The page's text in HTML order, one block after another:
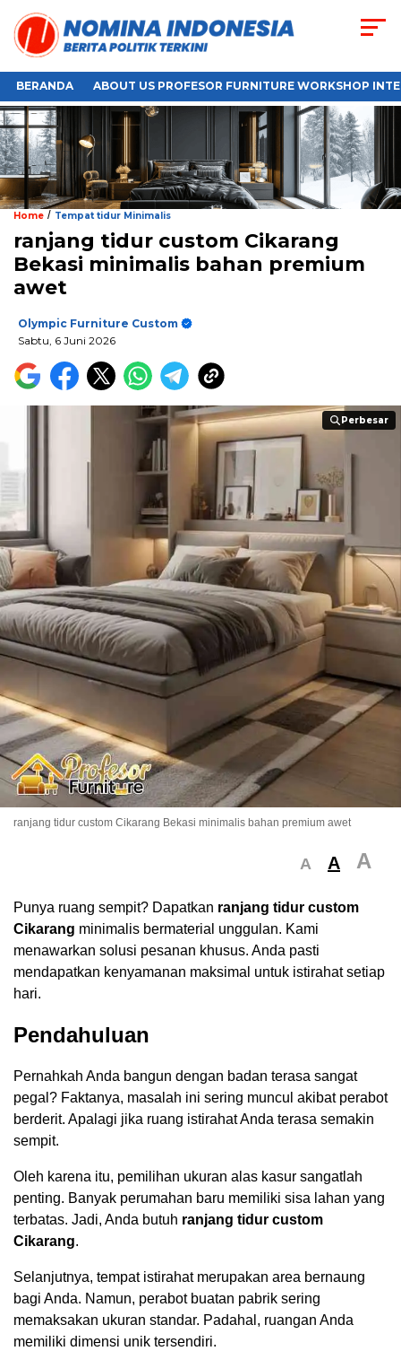
BERANDA ABOUT US PROFESOR FURNITURE WORKSHOP
Home / Tempat tidur Minimalis
ranjang tidur custom Cikarang
Bekasi minimalis bahan premium
awet
Olympic Furniture Custom
Sabtu, 6 Juni 2026
Perbesar
Perbesar
ranjang tidur custom Cikarang Bekasi minimalis bahan premium awet
A A A
Punya ruang sempit? Dapatkan ranjang tidur custom
Cikarang minimalis bermaterial unggulan. Kami
menawarkan solusi pesanan khusus. Anda pasti
mendapatkan kenyamanan maksimal untuk istirahat setiap
hari.
Pendahuluan
Pernahkah Anda bangun dengan badan terasa sangat
pegal? Faktanya, masalah ini sering muncul akibat perabot
berderit. Apalagi jika ruang istirahat Anda terasa semakin
sempit.
Oleh karena itu, pemilihan ukuran alas kasur sangatlah
penting. Banyak perumahan baru memiliki sisa lahan yang
terbatas. Jadi, Anda butuh ranjang tidur custom
Cikarang.
Selanjutnya, tempat istirahat merupakan area bernaung
bagi Anda. Namun, perabot buatan pabrik sering
memaksakan ukuran standar. Padahal, ruangan Anda
memiliki dimensi unik tersendiri.